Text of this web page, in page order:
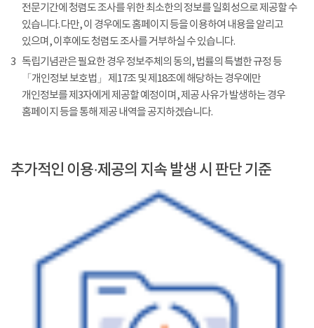
전문기간에 청렴도 조사를 위한 최소한의 정보를 일회성으로 제공할 수
있습니다. 다만, 이 경우에도 홈페이지 등을 이용하여 내용을 알리고
있으며, 이후에도 청렴도 조사를 거부하실 수 있습니다.
3 독립기념관은 필요한 경우 정보주체의 동의, 법률의 특별한 규정 등
「개인정보 보호법」 제17조 및 제18조에 해당하는 경우에만
개인정보를 제3자에게 제공할 예정이며, 제공 사유가 발생하는 경우
홈페이지 등을 통해 제공 내역을 공지하겠습니다.
추가적인 이용·제공의 지속 발생 시 판단 기준